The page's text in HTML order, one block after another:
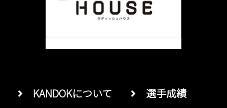
KANDOKについて 選手成績